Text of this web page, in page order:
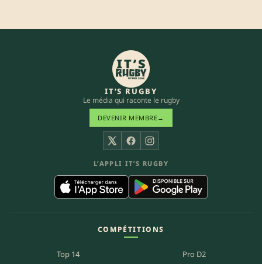
IT’S RUGBY
Le média qui raconte le rugby
DEVENIR MEMBRE→
X FacebookInstagram
L’APPLI IT’S RUGBY
COMPÉTITIONS
Top 14
Pro D2